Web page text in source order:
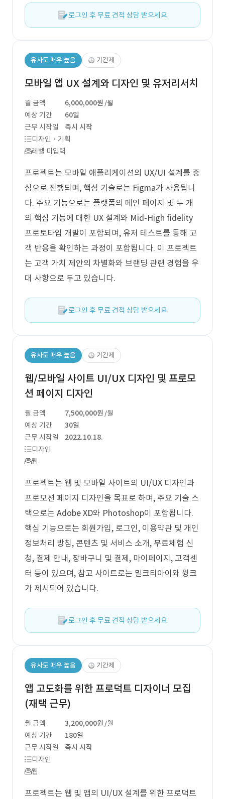
로그인 후 무료 견적 상담 받으세요.
유사도 매우 높음 기간제
모바일 앱 UX 설계와 디자인 및 유저리서치
월 금액 6,000,000원 /월
예상 기간
60일
근무 시작일
즉시 시작
디자인 · 기획
레벨 미입력
프로젝트는 모바일 애플리케이션의 UX/UI 설계를 중
심으로 진행되며, 핵심 기술로는 Figma가 사용됩니
다. 주요 기능으로는 플랫폼의 메인 페이지 및 두 개
의 핵심 기능에 대한 UX 설계와 Mid-High fidelity
프로토타입 개발이 포함되며, 유저 테스트를 통해 고
객 반응을 확인하는 과정이 포함됩니다. 이 프로젝트
는 고객 가치 제안의 차별화와 브랜딩 관련 경험을 우
대 사항으로 두고 있습니다.
로그인 후 무료 견적 상담 받으세요.
유사도 매우 높음 기간제
웹/모바일 사이트 UI/UX 디자인 및 프로모
션 페이지 디자인
월 금액 7,500,000원 /월
예상 기간
30일
근무 시작일
2022.10.18.
디자인
웹
프로젝트는 웹 및 모바일 사이트의 UI/UX 디자인과
프로모션 페이지 디자인을 목표로 하며, 주요 기술 스
택으로는 Adobe XD와 Photoshop이 포함됩니다.
핵심 기능으로는 회원가입, 로그인, 이용약관 및 개인
정보처리 방침, 콘텐츠 및 서비스 소개, 무료체험 신
청, 결제 안내, 장바구니 및 결제, 마이페이지, 고객센
터 등이 있으며, 참고 사이트로는 밀크티아이와 윙크
가 제시되어 있습니다.
로그인 후 무료 견적 상담 받으세요.
유사도 매우 높음 기간제
앱 고도화를 위한 프로덕트 디자이너 모집
(재택 근무)
월 금액 3,200,000원 /월
예상 기간
180일
근무 시작일
즉시 시작
디자인
웹
프로젝트는 웹 및 앱의 UI/UX 설계를 위한 프로덕트